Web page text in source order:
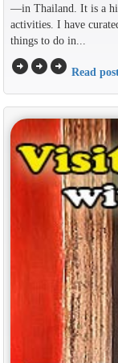
—in Thailand. It is a
activities. I have
things to do in...
arrow_circle_rightarrow_circle_rightarrow_circle_right Read